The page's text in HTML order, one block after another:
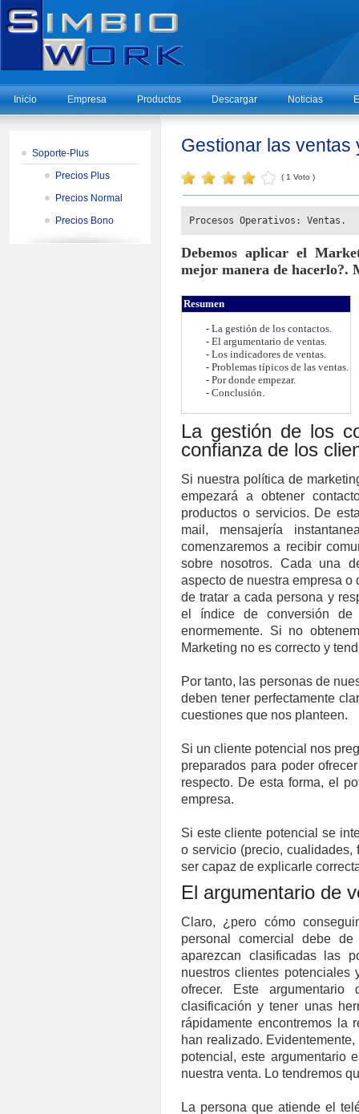
Inicio Empresa Productos Descargar Noticias
Soporte-Plus
Precios Plus
Precios Normal
Precios Bono
Gestionar las ventas
( 1 Voto )
Procesos Operativos: Ventas.
Debemos aplicar el
mejor manera de hacerlo?.
Resumen
- La gestión de los contactos.
- El argumentario de ventas.
- Los indicadores de ventas.
- Problemas típicos de las ventas.
- Por donde empezar.
- Conclusión.
La gestión de los
confianza de los
Si nuestra política de
empezará a obtener
productos o servicios. De
mail, mensajería
comenzaremos a recibir
sobre nosotros. Cada una
aspecto de nuestra empresa o
de tratar a cada persona y
el índice de conversión
enormemente. Si no
Marketing no es correcto y
Por tanto, las personas de
deben tener perfectamente
cuestiones que nos planteen.
Si un cliente potencial nos
preparados para poder
respecto. De esta forma, el
empresa.
Si este cliente potencial se
o servicio (precio, cualidades,
ser capaz de explicarle
El argumentario de
Claro, ¿pero cómo
personal comercial debe
aparezcan clasificadas las
nuestros clientes
ofrecer. Este
clasificación y tener unas
rápidamente encontremos la
han realizado.
potencial, este argumentario
nuestra venta. Lo tendremos
La persona que atiende el